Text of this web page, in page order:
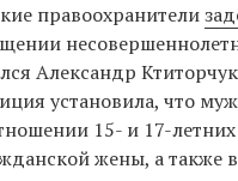
правоохранители
Александр
установила, что
15- и 17-
жены, а также